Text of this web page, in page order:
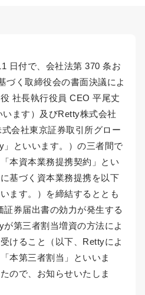
日付で、会社法第 370 条お
づく取締役会の書面決議によ
社長執行役員 CEO 平尾丈
います）及びRetty株式会社
式会社東京証券取引所グロー
」といいます。）の三者間で
本資本業務提携契約」とい
基づく資本業務提携を以下
ます。）を締結するととも
券届出書の効力が発生する
第三者割当増資の方法によ
けること（以下、Rettyによ
本第三者割当」といいま
ので、お知らせいたしま